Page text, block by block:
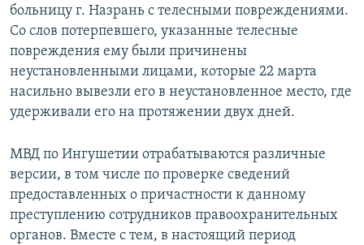
больницу г. Назрань с телесными повреждениями.
Со слов потерпевшего, указанные телесные
повреждения ему были причинены
неустановленными лицами, которые 22 марта
насильно вывезли его в неустановленное место, где
удерживали его на протяжении двух дней.
МВД по Ингушетии отрабатываются различные
версии, в том числе по проверке сведений
предоставленных о причастности к данному
преступлению сотрудников правоохранительных
органов. Вместе с тем, в настоящий период